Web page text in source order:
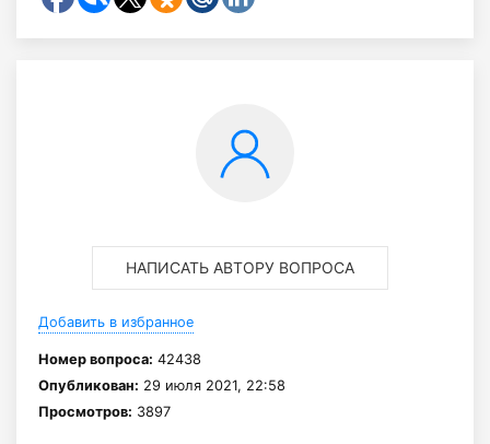
НАПИСАТЬ АВТОРУ ВОПРОСА
Добавить в избранное
Номер вопроса: 42438
Опубликован: 29 июля 2021, 22:58
Просмотров: 3897